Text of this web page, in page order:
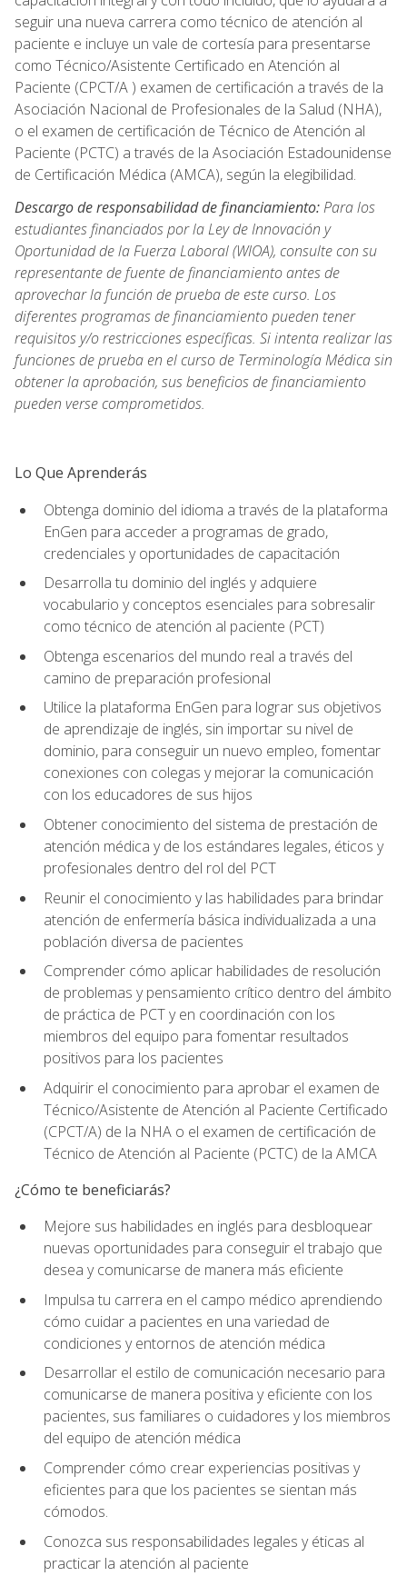
seguir una nueva carrera como técnico de atención al
paciente e incluye un vale de cortesía para presentarse
como Técnico/Asistente Certificado en Atención al
Paciente (CPCT/A ) examen de certificación a través de la
Asociación Nacional de Profesionales de la Salud (NHA),
o el examen de certificación de Técnico de Atención al
Paciente (PCTC) a través de la Asociación Estadounidense
de Certificación Médica (AMCA), según la elegibilidad.
Descargo de responsabilidad de financiamiento:Para los
estudiantes financiados por la Ley de Innovación y
Oportunidad de la Fuerza Laboral (WIOA), consulte con su
representante de fuente de financiamiento antes de
aprovechar la función de prueba de este curso. Los
diferentes programas de financiamiento pueden tener
requisitos y/o restricciones específicas. Si intenta realizar las
funciones de prueba en el curso de Terminología Médica sin
obtener la aprobación, sus beneficios de financiamiento
pueden verse comprometidos.
Lo Que Aprenderás
Obtenga dominio del idioma a través de la plataforma
EnGen para acceder a programas de grado,
credenciales y oportunidades de capacitación
Desarrolla tu dominio del inglés y adquiere
vocabulario y conceptos esenciales para sobresalir
como técnico de atención al paciente (PCT)
Obtenga escenarios del mundo real a través del
camino de preparación profesional
Utilice la plataforma EnGen para lograr sus objetivos
de aprendizaje de inglés, sin importar su nivel de
dominio, para conseguir un nuevo empleo, fomentar
conexiones con colegas y mejorar la comunicación
con los educadores de sus hijos
Obtener conocimiento del sistema de prestación de
atención médica y de los estándares legales, éticos y
profesionales dentro del rol del PCT
Reunir el conocimiento y las habilidades para brindar
atención de enfermería básica individualizada a una
población diversa de pacientes
Comprender cómo aplicar habilidades de resolución
de problemas y pensamiento crítico dentro del ámbito
de práctica de PCT y en coordinación con los
miembros del equipo para fomentar resultados
positivos para los pacientes
Adquirir el conocimiento para aprobar el examen de
Técnico/Asistente de Atención al Paciente Certificado
(CPCT/A) de la NHA o el examen de certificación de
Técnico de Atención al Paciente (PCTC) de la AMCA
¿Cómo te beneficiarás?
Mejore sus habilidades en inglés para desbloquear
nuevas oportunidades para conseguir el trabajo que
desea y comunicarse de manera más eficiente
Impulsa tu carrera en el campo médico aprendiendo
cómo cuidar a pacientes en una variedad de
condiciones y entornos de atención médica
Desarrollar el estilo de comunicación necesario para
comunicarse de manera positiva y eficiente con los
pacientes, sus familiares o cuidadores y los miembros
del equipo de atención médica
Comprender cómo crear experiencias positivas y
eficientes para que los pacientes se sientan más
cómodos.
Conozca sus responsabilidades legales y éticas al
practicar la atención al paciente